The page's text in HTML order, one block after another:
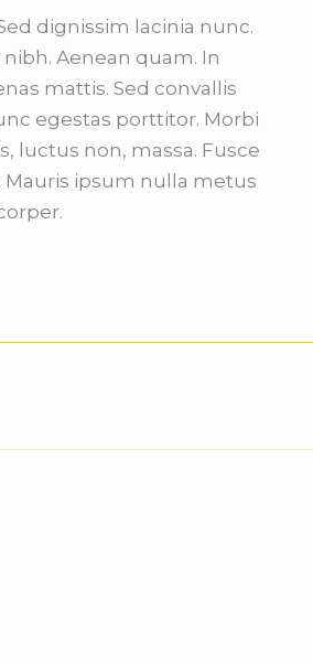
dignissim lacinia nunc.
Aenean quam. In
mattis. Sed convallis
egestas porttitor. Morbi
luctus non, massa. Fusce
Mauris ipsum nulla metus